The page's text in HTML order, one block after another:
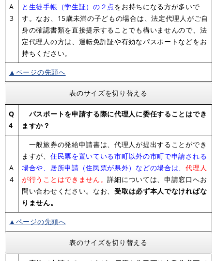
A
3
と生徒手帳（学生証）の２点をお持ちになる方が多いで
す。なお、15歳未満の子どもの場合は、法定代理人がご自
身の確認書類を直接提示することでも構いませんので、法
定代理人の方は、運転免許証や有効なパスポートなどをお
持ちください。
▲ページの先頭へ
表のサイズを切り替える
Q
4
パスポートを申請する際に代理人に委任することはでき
ますか？
A
4
一般旅券の発給申請書は、代理人が提出することができ
ますが、 住民票を置いている市町以外の市町で申請される
場合や、居所申請（住民票が県外）などの場合は、代理人
が行うことはできません。詳細については、申請窓口へお
問い合わせください。なお、受取は必ず本人でなければな
りません。
▲ページの先頭へ
表のサイズを切り替える